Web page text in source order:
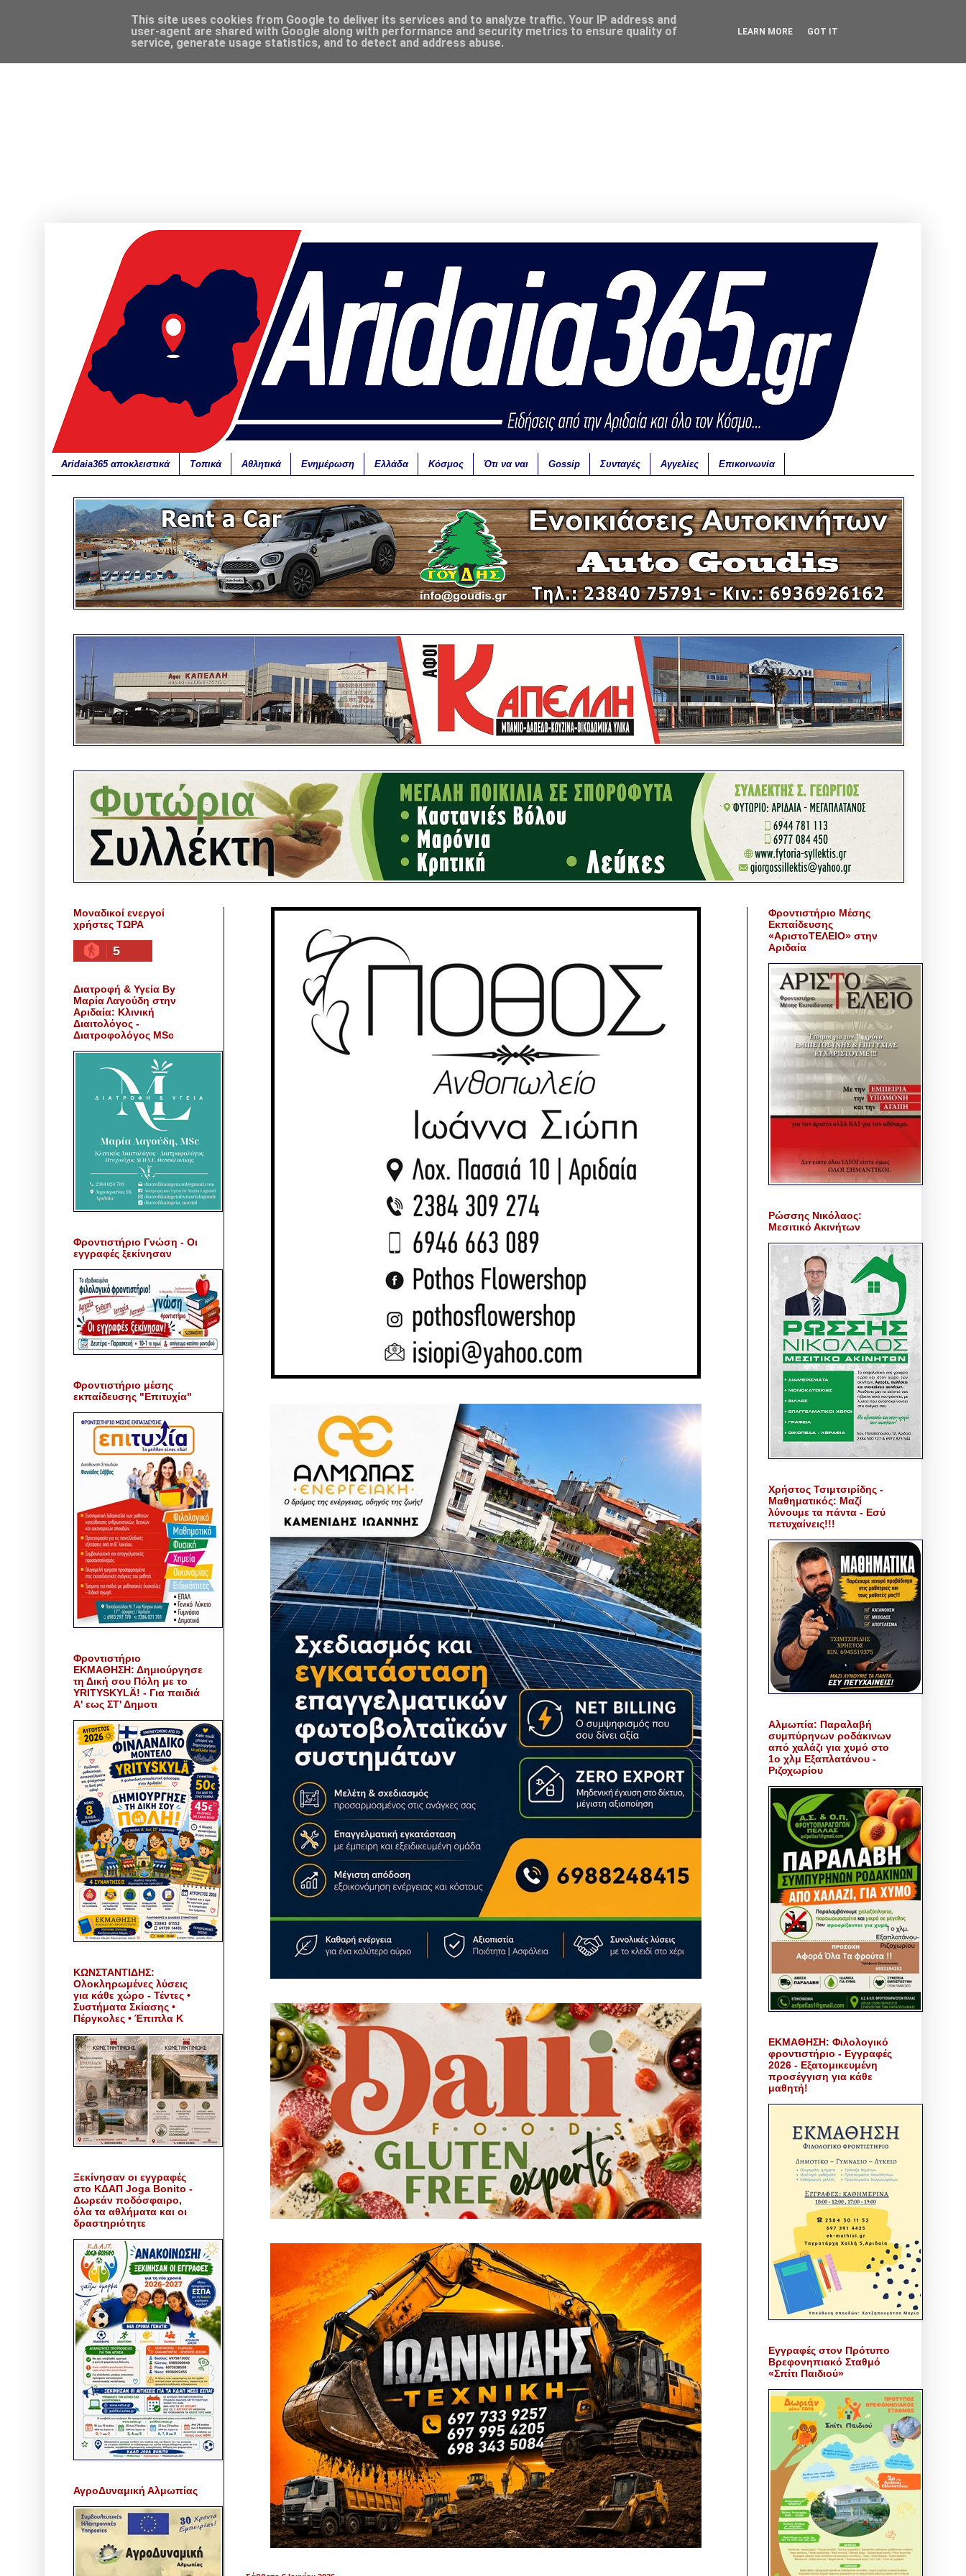
Aridaia365 αποκλειστικά Τοπικά Αθλητικά Ενημέρωση Ελλάδα Κόσμος Ότι να ναι Gossip Συνταγές Αγγελίες Επικοινωνία
Μοναδικοί ενεργοί
χρήστες ΤΩΡΑ
5
Διατροφή & Υγεία By
Μαρία Λαγούδη στην
Αριδαία: Κλινική
Διαιτολόγος -
Διατροφολόγος MSc
Φροντιστήριο Γνώση - Οι
εγγραφές ξεκίνησαν
Φροντιστήριο μέσης
εκπαίδευσης "Επιτυχία"
Φροντιστήριο
ΕΚΜΑΘΗΣΗ: Δημιούργησε
τη Δική σου Πόλη με το
YRITYSKYLÄ! - Για παιδιά
Α' εως ΣΤ' Δημοτι
ΚΩΝΣΤΑΝΤΙΔΗΣ:
Ολοκληρωμένες λύσεις
για κάθε χώρο - Τέντες •
Συστήματα Σκίασης •
Πέργκολες • Έπιπλα Κ
Ξεκίνησαν οι εγγραφές
στο ΚΔΑΠ Joga Bonito -
Δωρεάν ποδόσφαιρο,
όλα τα αθλήματα και οι
δραστηριότητε
ΑγροΔυναμική Αλμωπίας
Φροντιστήριο Μέσης
Εκπαίδευσης
«ΑριστοΤΕΛΕΙΟ» στην
Αριδαία
Ρώσσης Νικόλαος:
Μεσιτικό Ακινήτων
Χρήστος Τσιμτσιρίδης -
Μαθηματικός: Μαζί
λύνουμε τα πάντα - Εσύ
πετυχαίνεις!!!
Αλμωπία: Παραλαβή
συμπύρηνων ροδάκινων
από χαλάζι για χυμό στο
1ο χλμ Εξαπλατάνου -
Ριζοχωρίου
ΕΚΜΑΘΗΣΗ: Φιλολογικό
φροντιστήριο - Εγγραφές
2026 - Εξατομικευμένη
προσέγγιση για κάθε
μαθητή!
Εγγραφές στον Πρότυπο
Βρεφονηπιακό Σταθμό
«Σπίτι Παιδιού»
This site uses cookies from Google to deliver its services and to analyze traffic. Your IP address and
user-agent are shared with Google along with performance and security metrics to ensure quality of
service, generate usage statistics, and to detect and address abuse.
LEARN MORE GOT IT